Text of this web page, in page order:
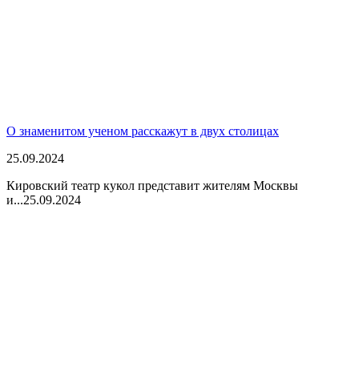
О знаменитом ученом расскажут в двух столицах
25.09.2024
Кировский театр кукол представит жителям Москвы
и...25.09.2024